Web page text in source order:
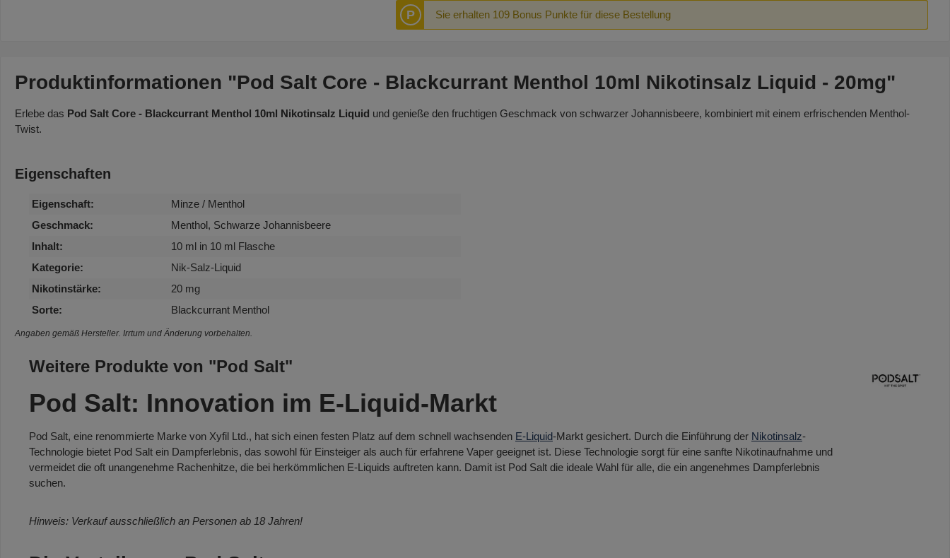
P Sie erhalten 109 Bonus Punkte für diese Bestellung
Produktinformationen "Pod Salt Core - Blackcurrant Menthol 10ml Nikotinsalz Liquid - 20mg"
Erlebe das Pod Salt Core - Blackcurrant Menthol 10ml Nikotinsalz Liquid und genieße den fruchtigen Geschmack von schwarzer Johannisbeere, kombiniert mit einem erfrischenden Menthol-
Twist.
Eigenschaften
Eigenschaft:
Minze / Menthol
Geschmack:
Menthol, Schwarze Johannisbeere
Inhalt:
10 ml in 10 ml Flasche
Kategorie:
Nik-Salz-Liquid
Nikotinstärke:
20 mg
Sorte:
Blackcurrant Menthol
Angaben gemäß Hersteller. Irrtum und Änderung vorbehalten.
Weitere Produkte von "Pod Salt"
Pod Salt: Innovation im E-Liquid-Markt
Pod Salt, eine renommierte Marke von Xyfil Ltd., hat sich einen festen Platz auf dem schnell wachsenden E-Liquid-Markt gesichert. Durch die Einführung der Nikotinsalz-
Technologie bietet Pod Salt ein Dampferlebnis, das sowohl für Einsteiger als auch für erfahrene Vaper geeignet ist. Diese Technologie sorgt für eine sanfte Nikotinaufnahme und
vermeidet die oft unangenehme Rachenhitze, die bei herkömmlichen E-Liquids auftreten kann. Damit ist Pod Salt die ideale Wahl für alle, die ein angenehmes Dampferlebnis
suchen.
Hinweis: Verkauf ausschließlich an Personen ab 18 Jahren!